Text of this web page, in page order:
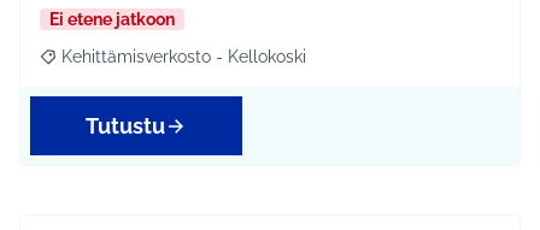
Ei etene jatkoon
Rajaa tulokset aihepiirin mukaan: Kehittämisverkosto -
Kehittämisverkosto - Kellokoski
Tutustu